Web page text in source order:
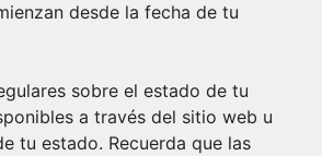
desde la fecha de tu
sobre el estado de tu
a través del sitio web u
tu estado. Recuerda que las